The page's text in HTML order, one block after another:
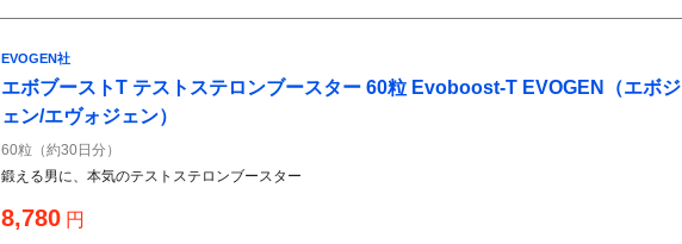
EVOGEN社
エボブーストT テストステロンブースター 60粒 Evoboost-T EVOGEN（エボジ
ェン/エヴォジェン）
60粒（約30日分）
鍛える男に、本気のテストステロンブースター
8,780 円